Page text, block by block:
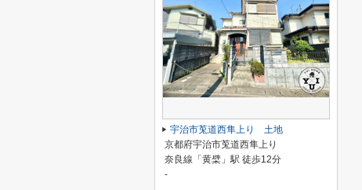
宇治市莵道西隼上り 土地
京都府宇治市莵道西隼上り
奈良線「黄檗」駅 徒歩12分
-